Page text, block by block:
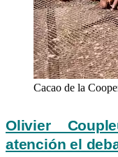
Cacao de la
Olivier
atención el